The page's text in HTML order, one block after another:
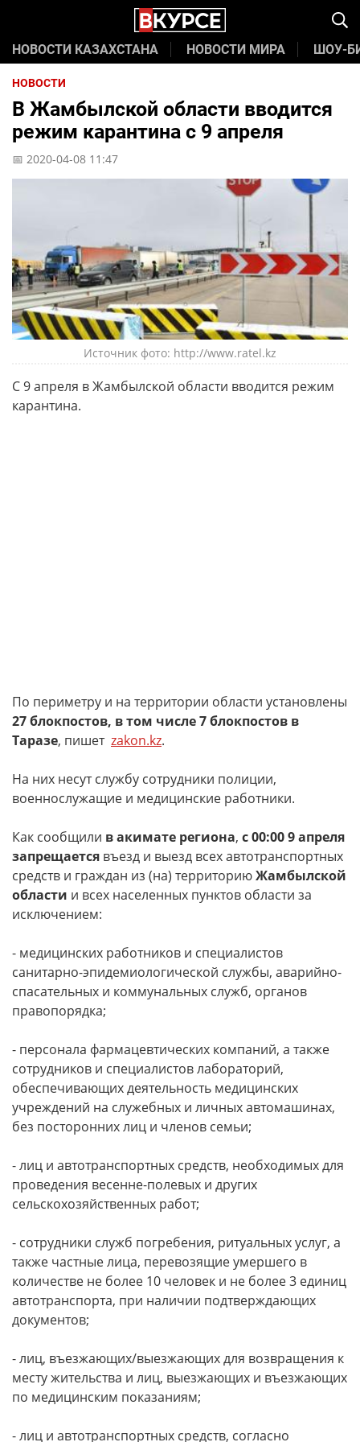
НОВОСТИ КАЗАХСТАНА НОВОСТИ МИРА ШОУ-
НОВОСТИ
В Жамбылской области вводится
режим карантина с 9 апреля
📅 2020-04-08 11:47
Источник фото: http://www.ratel.kz
С 9 апреля в Жамбылской области вводится режим
карантина.
По периметру и на территории области установлены
27 блокпостов, в том числе 7 блокпостов в
Таразе, пишет zakon.kz.
На них несут службу сотрудники полиции,
военнослужащие и медицинские работники.
Как сообщили в акимате региона, с 00:00 9 апреля
запрещается въезд и выезд всех автотранспортных
средств и граждан из (на) территориюЖамбылской
области и всех населенных пунктов области за
исключением:
- медицинских работников и специалистов
санитарно-эпидемиологической службы, аварийно-
спасательных и коммунальных служб, органов
правопорядка;
- персонала фармацевтических компаний, а также
сотрудников и специалистов лабораторий,
обеспечивающих деятельность медицинских
учреждений на служебных и личных автомашинах,
без посторонних лиц и членов семьи;
- лиц и автотранспортных средств, необходимых для
проведения весенне-полевых и других
сельскохозяйственных работ;
- сотрудники служб погребения, ритуальных услуг, а
также частные лица, перевозящие умершего в
количестве не более 10 человек и не более 3 единиц
автотранспорта, при наличии подтверждающих
документов;
- лиц, въезжающих/выезжающих для возвращения к
месту жительства и лиц, выезжающих и въезжающих
по медицинским показаниям;
- лиц и автотранспортных средств, согласно